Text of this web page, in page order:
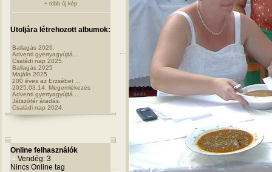
+ több új kép
Utoljára létrehozott albumok:
Ballagás 2026.
Adventi gyertyagyújtá...
Családi nap 2025.
Ballagás 2025
Majális 2025
200 éves az Erzsébet ...
2025.03.14. Megemlékezés
Adventi gyertyagyújtá...
Játszótér átadás.
Családi nap 2024.
Online felhasználók
Vendég: 3
Nincs Online tag